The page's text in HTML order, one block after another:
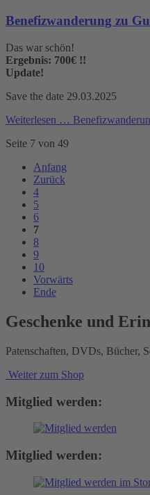
Benefizwanderung zu
Das war schön!
Ergebnis: 700€ !!
Update!
Save the date 29.03.2025
Weiterlesen …
Seite 7 von 49
Anfang
Zurück
4
5
6
7
8
9
10
Vorwärts
Ende
Geschenke und
Patenschaften, DVDs, Bücher,
Weiter zum Shop
Mitglied werden:
Mitglied werden: